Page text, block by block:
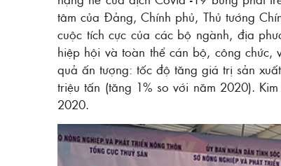
tâm của Đảng, Chính phủ, Thủ tướng
cuộc tích cực của các bộ ngành, địa
hiệp hội và toàn thể cán bộ, công chức,
quả ấn tượng: tốc độ tăng giá trị sản
triệu tấn (tăng 1% so với năm 2020).
2020.